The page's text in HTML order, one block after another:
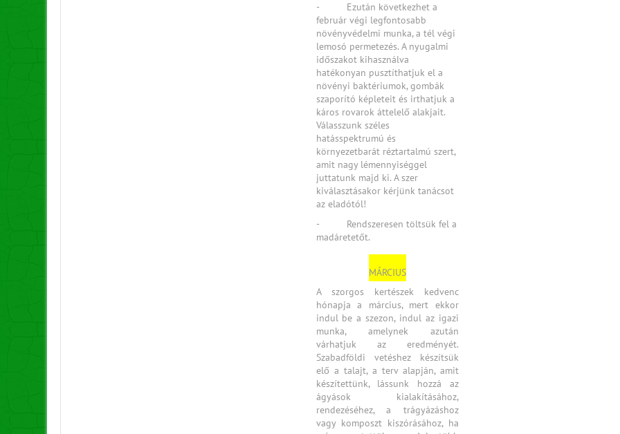
- Ezután következhet a
február végi legfontosabb
növényvédelmi munka, a tél végi
lemosó permetezés. A nyugalmi
időszakot kihasználva
hatékonyan pusztíthatjuk el a
növényi baktériumok, gombák
szaporító képleteit és irthatjuk a
káros rovarok áttelelő alakjait.
Válasszunk széles
hatásspektrumú és
környezetbarát réztartalmú szert,
amit nagy lémennyiséggel
juttatunk majd ki. A szer
kiválasztásakor kérjünk tanácsot
az eladótól!
- Rendszeresen töltsük fel a
madáretetőt.
MÁRCIUS
A szorgos kertészek kedvenc
hónapja a március, mert ekkor
indul be a szezon, indul az igazi
munka, amelynek azután
várhatjuk az eredményét.
Szabadföldi vetéshez készítsük
elő a talajt, a terv alapján, amit
készítettünk, lássunk hozzá az
ágyások kialakításához,
rendezéséhez, a trágyázáshoz
vagy komposzt kiszórásához, ha